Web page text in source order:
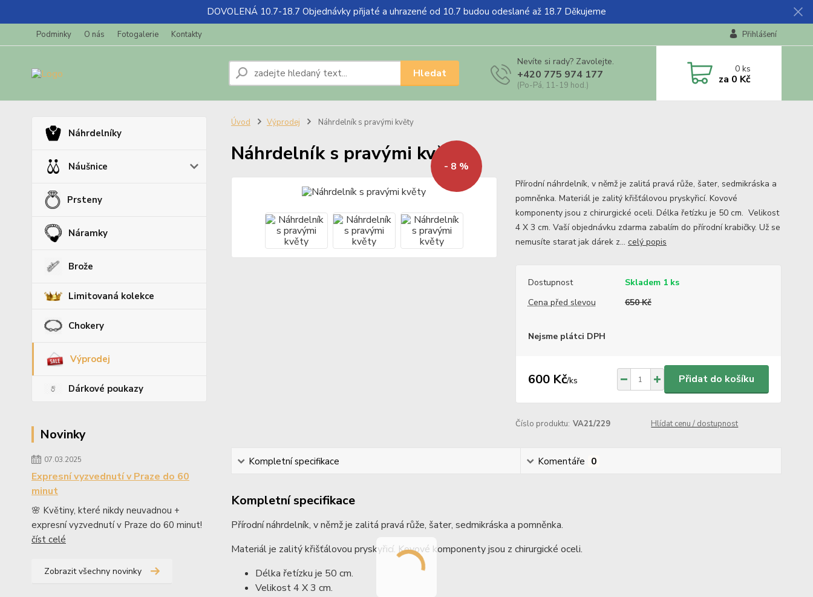
DOVOLENÁ 10.7-18.7 Objednávky přijaté a uhrazené od 10.7 budou odeslané až 18.7 Děkujeme
Podminky O nás Fotogalerie Kontakty Přihlášení
Hledat
Nevíte si rady? Zavolejte.
+420 775 974 177
(Po-Pá, 11-19 hod.)
0ks
za 0 Kč
Náhrdelníky
Náušnice
Prsteny
Náramky
Brože
Limitovaná kolekce
Chokery
Výprodej
Dárkové poukazy
Novinky
07.03.2025
Expresní vyzvednutí v Praze do 60
minut
🌸 Květiny, které nikdy neuvadnou +
expresní vyzvednutí v Praze do 60 minut!
číst celé
Zobrazit všechny novinky
Úvod Výprodej Náhrdelník s pravými květy
Náhrdelník s pravými květy
- 8 %
Přírodní náhrdelník, v němž je zalitá pravá růže, šater, sedmikráska a
pomněnka. Materiál je zalitý křišťálovou pryskyřicí. Kovové
komponenty jsou z chirurgické oceli. Délka řetízku je 50 cm. Velikost
4 X 3 cm. Vaší objednávku zdarma zabalím do přírodní krabičky. Už se
nemusíte starat jak dárek z... celý popis
Dostupnost
Skladem 1 ks
Cena před slevou
650 Kč
Nejsme plátci DPH
600 Kč/ks Přidat do košíku
Číslo produktu: VA21/229 Hlídat cenu / dostupnost
Kompletní specifikace Komentáře 0
Kompletní specifikace
Přírodní náhrdelník, v němž je zalitá pravá růže, šater, sedmikráska a pomněnka.
Materiál je zalitý křišťálovou pryskyřicí. Kovové komponenty jsou z chirurgické oceli.
Délka řetízku je 50 cm.
Velikost 4 X 3 cm.